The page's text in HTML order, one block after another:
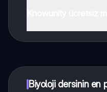
Biyoloji dersinin en